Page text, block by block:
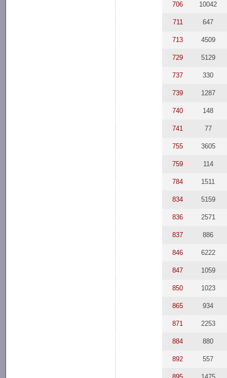
706 10042
711 647
713 4509
729 5129
737 330
739 1287
740 148
741 77
755 3605
759 114
784 1511
834 5159
836 2571
837 886
846 6222
847 1059
850 1023
865 934
871 2253
884 880
892 557